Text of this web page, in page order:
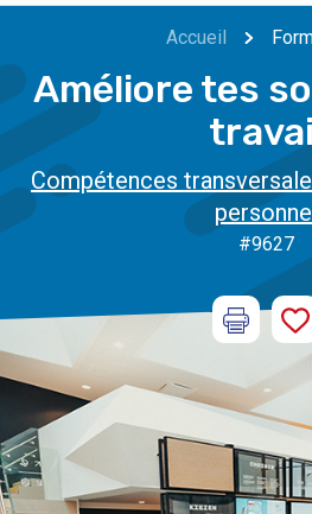
Accueil
Améliore tes
Compétences
#9627